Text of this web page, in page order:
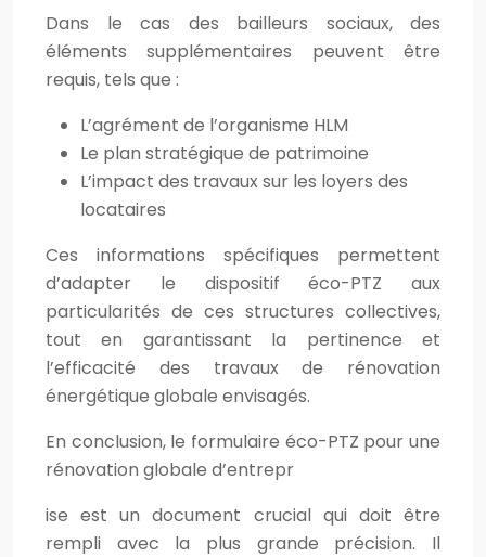
Dans le cas des bailleurs sociaux, des
éléments supplémentaires peuvent être
requis, tels que :
L’agrément de l’organisme HLM
Le plan stratégique de patrimoine
L’impact des travaux sur les loyers des
locataires
Ces informations spécifiques permettent
d’adapter le dispositif éco-PTZ aux
particularités de ces structures collectives,
tout en garantissant la pertinence et
l’efficacité des travaux de rénovation
énergétique globale envisagés.
En conclusion, le formulaire éco-PTZ pour une
rénovation globale d’entrepr
ise est un document crucial qui doit être
rempli avec la plus grande précision. Il